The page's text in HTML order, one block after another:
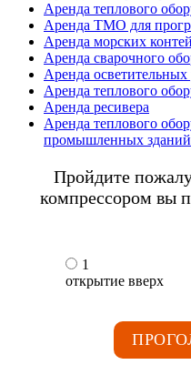
Аренда теплового
Аренда ТМО для
Аренда морских
Аренда сварочного
Аренда осветительных
Аренда теплового
Аренда ресивера
Аренда теплового
промышленных зданий
Пройдите
компрессором вы
1
открытие вверх